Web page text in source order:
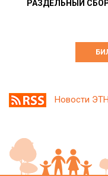
РАЗДЕЛЬНЫЙ
Новости